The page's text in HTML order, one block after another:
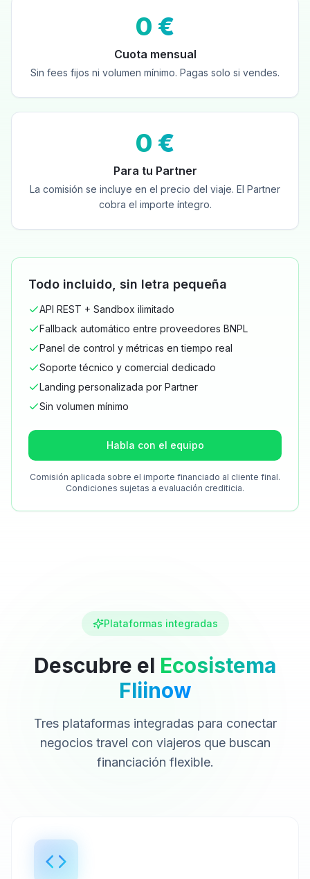
0 €
Cuota mensual
Sin fees fijos ni volumen mínimo. Pagas solo si vendes.
0 €
Para tu Partner
La comisión se incluye en el precio del viaje. El Partner
cobra el importe íntegro.
Todo incluido, sin letra pequeña
API REST + Sandbox ilimitado
Fallback automático entre proveedores BNPL
Panel de control y métricas en tiempo real
Soporte técnico y comercial dedicado
Landing personalizada por Partner
Sin volumen mínimo
Habla con el equipo
Comisión aplicada sobre el importe financiado al cliente final.
Condiciones sujetas a evaluación crediticia.
Plataformas integradas
Descubre el Ecosistema
Fliinow
Tres plataformas integradas para conectar
negocios travel con viajeros que buscan
financiación flexible.